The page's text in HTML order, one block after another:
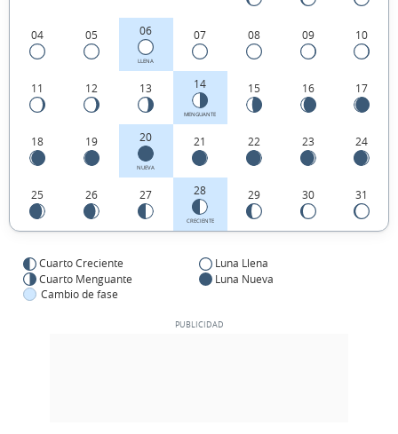
España.
04 05 06
LLENA
07 08 09 10
11 12 13 14
MENGUANTE
15 16 17
18 19 20
NUEVA
21 22 23 24
25 26 27 28
CRECIENTE
29 30 31
Cuarto Creciente
Luna Llena
Cuarto Menguante
Luna Nueva
Cambio de fase